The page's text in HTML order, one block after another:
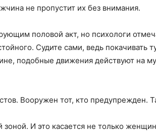
не пропустит их без внимания.
половой акт, но психологи
Судите сами, ведь покачивать
подобные движения действуют на
Вооружен тот, кто предупрежден.
И это касается не только